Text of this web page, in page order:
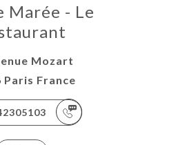
Marée - Le
Mozart
Paris France